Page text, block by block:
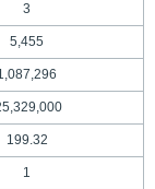
3
5,455
199.32
1